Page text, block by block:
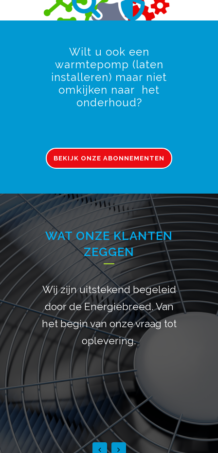
Wilt u ook een
warmtepomp (laten
installeren) maar niet
omkijken naar het
onderhoud?
BEKIJK ONZE ABONNEMENTEN
WAT ONZE KLANTEN
ZEGGEN
Energiebreed is een echte
samenwerkingspartner. Erg
blij dat onze
energievoorziening verzorgt
is door Energiebreed. Volledig
ontzorgt vanaf het begin en
een snelle en goede service
na oplevering.
Wij zijn uitstekend begeleid
door de Energiebreed. Van
het begin van onze vraag tot
oplevering.